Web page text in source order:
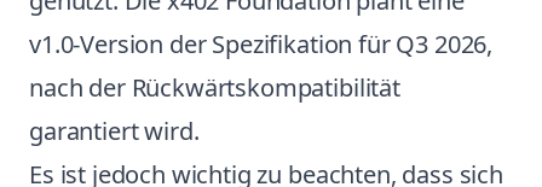
v1.0-Version der Spezifikation für Q3 2026,
nach der Rückwärtskompatibilität
garantiert wird.
Es ist jedoch wichtig zu beachten, dass sich